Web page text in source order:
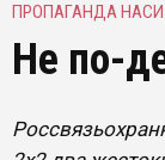
ПРОПАГАНДА
Не по-